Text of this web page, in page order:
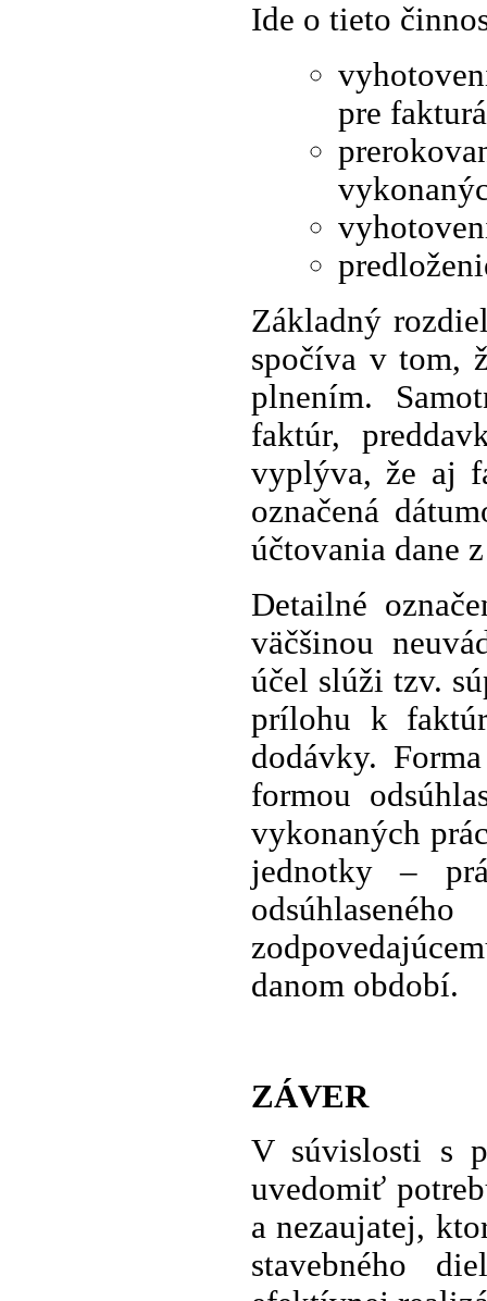
Ide o tieto
pre
Základný
spočíva v tom,
plnením.
faktúr,
vyplýva, že aj
označená
účtovania dane
Detailné
väčšinou
účel slúži tzv.
prílohu k
dodávky.
formou
vykonaných
jednotky –
danom období.
ZÁVER
V súvislosti s
uvedomiť
a nezaujatej,
stavebného